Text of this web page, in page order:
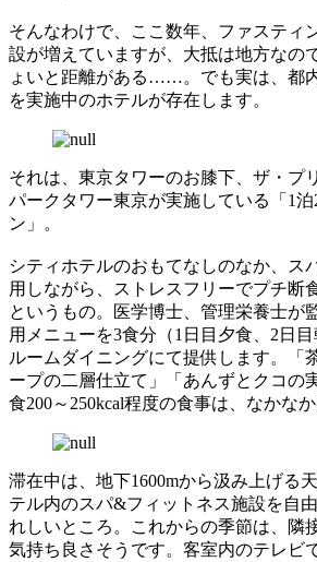
そんなわけで、ここ数年、ファスティ
設が増えていますが、大抵は地方なの
ょいと距離がある……。でも実は、都
を実施中のホテルが存在します。
それは、東京タワーのお膝下、ザ・プ
パークタワー東京が実施している「1
ン」。
シティホテルのおもてなしのなか、ス
用しながら、ストレスフリーでプチ断
というもの。医学博士、管理栄養士が
用メニューを3食分（1日目夕食、2日
ルームダイニングにて提供します。「
ープの二層仕立て」「あんずとクコの
食200～250kcal程度の食事は、なかなか
滞在中は、地下1600mから汲み上げる
テル内のスパ&フィットネス施設を自
れしいところ。これからの季節は、隣
気持ち良さそうです。客室内のテレビ